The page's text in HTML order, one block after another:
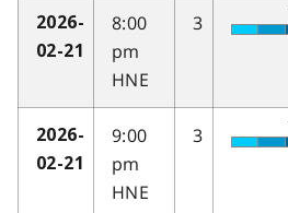
2026-
02-21
8:00
pm
HNE
3
2026-
02-21
9:00
pm
HNE
3